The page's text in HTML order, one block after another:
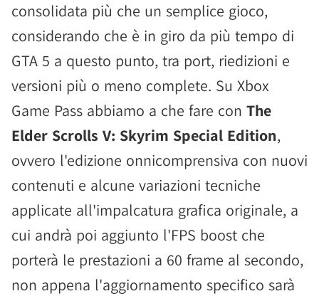
consolidata più che un semplice gioco,
considerando che è in giro da più tempo di
GTA 5 a questo punto, tra port, riedizioni e
versioni più o meno complete. Su Xbox
Game Pass abbiamo a che fare con The
Elder Scrolls V: Skyrim Special Edition,
ovvero l'edizione onnicomprensiva con nuovi
contenuti e alcune variazioni tecniche
applicate all'impalcatura grafica originale, a
cui andrà poi aggiunto l'FPS boost che
porterà le prestazioni a 60 frame al secondo,
non appena l'aggiornamento specifico sarà